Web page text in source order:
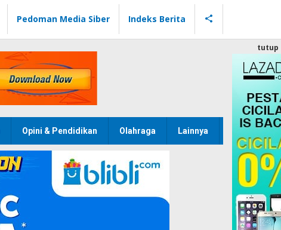
Pedoman Media Siber Indeks Berita
Opini & Pendidikan Olahraga Lainnya
tutup